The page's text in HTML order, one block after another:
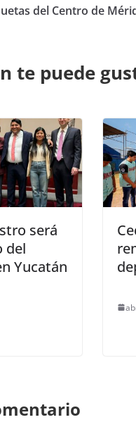
del Centro de
te puede
será
del
Yucatán